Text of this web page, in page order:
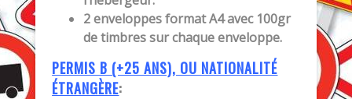
2 enveloppes format A4 avec 100gr
de timbres sur chaque enveloppe.
PERMIS B (+25 ANS), OU NATIONALITÉ
ÉTRANGÈRE: